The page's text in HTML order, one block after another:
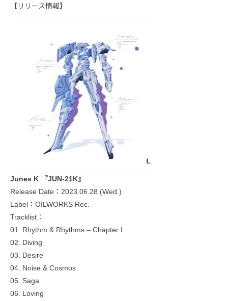
【リリース情報】
Junes K 『JUN-21K』
Release Date：2023.06.28 (Wed.)
Label：OILWORKS Rec.
Tracklist：
01. Rhythm & Rhythms – Chapter I
02. Diving
03. Desire
04. Noise & Cosmos
05. Saga
06. Loving